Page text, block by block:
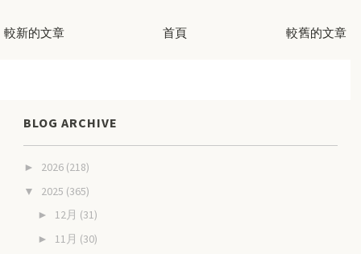
較新的文章 較舊的文章
首頁
BLOG ARCHIVE
► 2026 (218)
▼ 2025 (365)
► 12月 (31)
► 11月 (30)